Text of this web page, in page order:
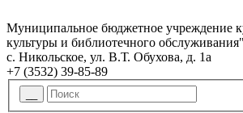
Муниципальное бюджетное учреждение
культуры и библиотечного обслуживания"
с. Никольское, ул. В.Т. Обухова, д. 1а
+7 (3532) 39-85-89